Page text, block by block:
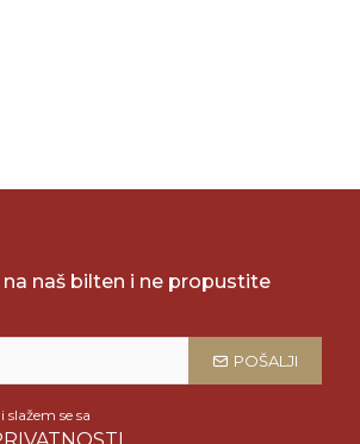
naš bilten i ne propustite
POŠALJI
se sa